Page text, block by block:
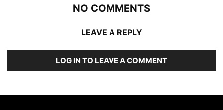
NO COMMENTS
LEAVE A REPLY
LOG IN TO LEAVE A COMMENT